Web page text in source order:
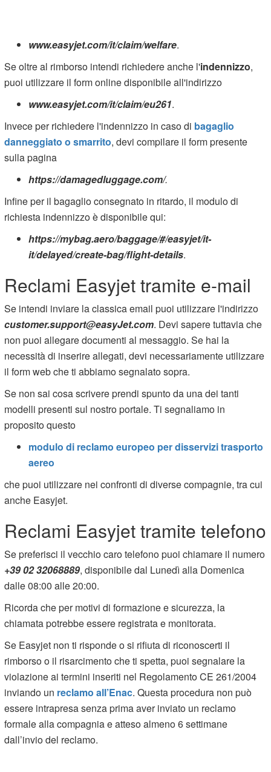
www.easyjet.com/it/claim/welfare.
Se oltre al rimborso intendi richiedere anche l'indennizzo,
puoi utilizzare il form online disponibile all'indirizzo
www.easyjet.com/it/claim/eu261.
Invece per richiedere l'indennizzo in caso di bagaglio
danneggiato o smarrito, devi compilare il form presente
sulla pagina
https://damagedluggage.com/.
Infine per il bagaglio consegnato in ritardo, il modulo di
richiesta indennizzo è disponibile qui:
https://mybag.aero/baggage/#/easyjet/it-
it/delayed/create-bag/flight-details.
Reclami Easyjet tramite e-mail
Se intendi inviare la classica email puoi utilizzare l'indirizzo
customer.support@easyJet.com. Devi sapere tuttavia che
non puoi allegare documenti al messaggio. Se hai la
necessità di inserire allegati, devi necessariamente utilizzare
il form web che ti abbiamo segnalato sopra.
Se non sai cosa scrivere prendi spunto da una dei tanti
modelli presenti sul nostro portale. Ti segnaliamo in
proposito questo
modulo di reclamo europeo per disservizi trasporto
aereo
che puoi utilizzare nei confronti di diverse compagnie, tra cui
anche Easyjet.
Reclami Easyjet tramite telefono
Se preferisci il vecchio caro telefono puoi chiamare il numero
+39 02 32068889, disponibile dal Lunedì alla Domenica
dalle 08:00 alle 20:00.
Ricorda che per motivi di formazione e sicurezza, la
chiamata potrebbe essere registrata e monitorata.
Se Easyjet non ti risponde o si rifiuta di riconoscerti il
rimborso o il risarcimento che ti spetta, puoi segnalare la
violazione ai termini inseriti nel Regolamento CE 261/2004
inviando un reclamo all’Enac. Questa procedura non può
essere intrapresa senza prima aver inviato un reclamo
formale alla compagnia e atteso almeno 6 settimane
dall’invio del reclamo.